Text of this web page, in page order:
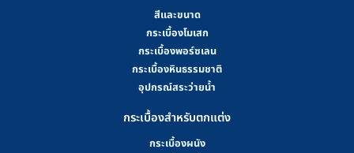
สีและขนาด
กระเบื้องโมเสก
กระเบื้องพอร์ซเลน
กระเบื้องหินธรรมชาติ
อุปกรณ์สระว่ายน้ำ
กระเบื้องสำหรับตกแต่ง
กระเบื้องผนัง